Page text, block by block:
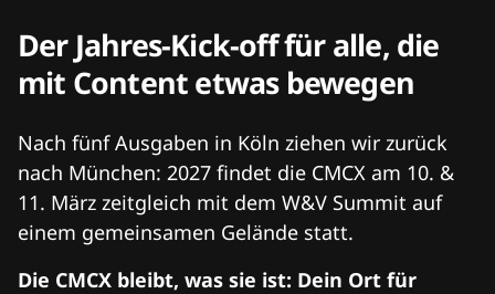
Der Jahres-Kick-off für alle, die
mit Content etwas bewegen
Nach fünf Ausgaben in Köln ziehen wir zurück
nach München: 2027 findet die CMCX am 10. &
11. März zeitgleich mit dem W&V Summit auf
einem gemeinsamen Gelände statt.
Die CMCX bleibt, was sie ist: Dein Ort für